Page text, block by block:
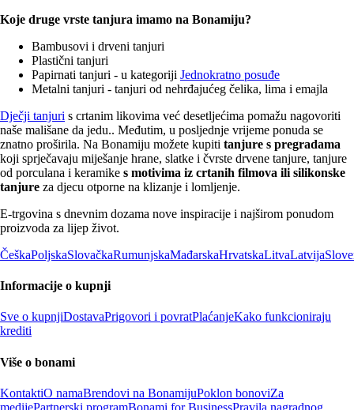
Koje druge vrste tanjura imamo na Bonamiju?
Bambusovi i drveni tanjuri
Plastični tanjuri
Papirnati tanjuri - u kategoriji Jednokratno posuđe
Metalni tanjuri - tanjuri od nehrđajućeg čelika, lima i emajla
Dječji tanjuri s crtanim likovima već desetljećima pomažu nagovoriti
naše mališane da jedu.. Međutim, u posljednje vrijeme ponuda se
znatno proširila. Na Bonamiju možete kupiti tanjure s pregradama
koji sprječavaju miješanje hrane, slatke i čvrste drvene tanjure, tanjure
od porculana i keramike s motivima iz crtanih filmova ili silikonske
tanjure za djecu otporne na klizanje i lomljenje.
E-trgovina s dnevnim dozama nove inspiracije i najširom ponudom
proizvoda za lijep život.
ČeškaPoljskaSlovačkaRumunjskaMađarskaHrvatskaLitvaLatvija
Informacije o kupnji
Sve o kupnjiDostavaPrigovori i povratPlaćanjeKako funkcioniraju
krediti
Više o bonami
KontaktiO namaBrendovi na BonamijuPoklon bonoviZa
medijePartnerski programBonami for BusinessPravila nagradnog